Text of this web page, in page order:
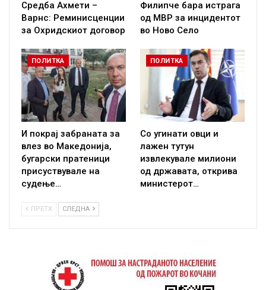
Средба Ахмети –
Варнс: Реминисценции
за Охридскиот договор
Филипче бара истрага
од МВР за инцидентот
во Ново Село
ПОЛИТКА
И покрај забраната за
влез во Македонија,
бугарски пратеници
присуствувале на
судење…
ПОЛИТКА
Со угинати овци и
лажен тутун
извлекувале милиони
од државата, открива
министерот…
ПРЕТХ СЛЕДНА